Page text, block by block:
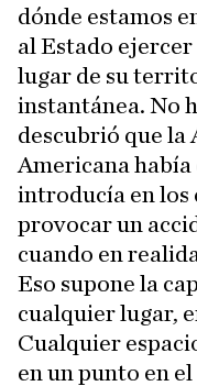
dónde estamos
al Estado
lugar de su
instantánea. No
descubrió que la
Americana había
introducía en los
provocar un
cuando en
Eso supone la
cualquier lugar,
Cualquier
en un punto en